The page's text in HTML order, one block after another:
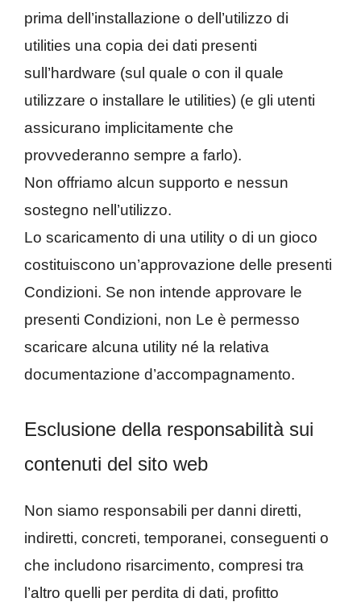
prima dell’installazione o dell’utilizzo di
utilities una copia dei dati presenti
sull’hardware (sul quale o con il quale
utilizzare o installare le utilities) (e gli utenti
assicurano implicitamente che
provvederanno sempre a farlo).
Non offriamo alcun supporto e nessun
sostegno nell’utilizzo.
Lo scaricamento di una utility o di un gioco
costituiscono un’approvazione delle presenti
Condizioni. Se non intende approvare le
presenti Condizioni, non Le è permesso
scaricare alcuna utility né la relativa
documentazione d’accompagnamento.
Esclusione della responsabilità sui
contenuti del sito web
Non siamo responsabili per danni diretti,
indiretti, concreti, temporanei, conseguenti o
che includono risarcimento, compresi tra
l’altro quelli per perdita di dati, profitto